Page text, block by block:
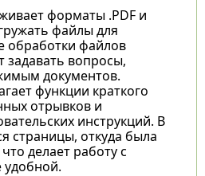
форматы .PDF и
файлы для
обработки файлов
задавать вопросы,
документов.
функции краткого
отрывков и
инструкций. В
страницы, откуда была
делает работу с
удобной.